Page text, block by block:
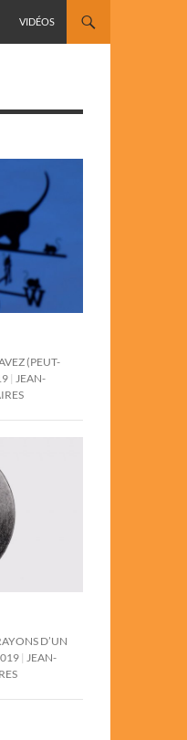
VIDÉOS
(PEUT-
JEAN-
D’UN
JEAN-